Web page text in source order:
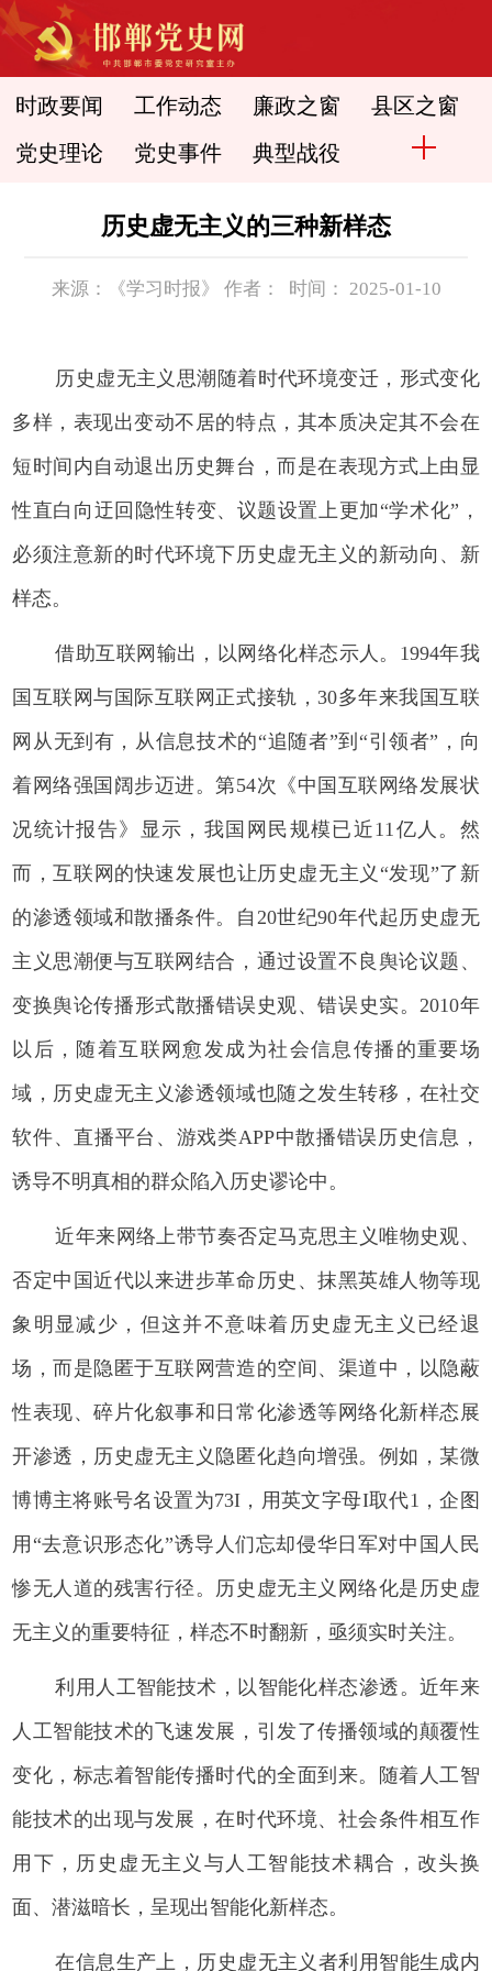
时政要闻 工作动态 廉政之窗 县区之窗
党史理论 党史事件 典型战役
历史虚无主义的三种新样态
来源：《学习时报》 作者： 时间： 2025-01-10
历史虚无主义思潮随着时代环境变迁，形式变化
多样，表现出变动不居的特点，其本质决定其不会在
短时间内自动退出历史舞台，而是在表现方式上由显
性直白向迂回隐性转变、议题设置上更加“学术化”，
必须注意新的时代环境下历史虚无主义的新动向、新
样态。
借助互联网输出，以网络化样态示人。1994年我
国互联网与国际互联网正式接轨，30多年来我国互联
网从无到有，从信息技术的“追随者”到“引领者”，向
着网络强国阔步迈进。第54次《中国互联网络发展状
况统计报告》显示，我国网民规模已近11亿人。然
而，互联网的快速发展也让历史虚无主义“发现”了新
的渗透领域和散播条件。自20世纪90年代起历史虚无
主义思潮便与互联网结合，通过设置不良舆论议题、
变换舆论传播形式散播错误史观、错误史实。2010年
以后，随着互联网愈发成为社会信息传播的重要场
域，历史虚无主义渗透领域也随之发生转移，在社交
软件、直播平台、游戏类APP中散播错误历史信息，
诱导不明真相的群众陷入历史谬论中。
近年来网络上带节奏否定马克思主义唯物史观、
否定中国近代以来进步革命历史、抹黑英雄人物等现
象明显减少，但这并不意味着历史虚无主义已经退
场，而是隐匿于互联网营造的空间、渠道中，以隐蔽
性表现、碎片化叙事和日常化渗透等网络化新样态展
开渗透，历史虚无主义隐匿化趋向增强。例如，某微
博博主将账号名设置为73I，用英文字母I取代1，企图
用“去意识形态化”诱导人们忘却侵华日军对中国人民
惨无人道的残害行径。历史虚无主义网络化是历史虚
无主义的重要特征，样态不时翻新，亟须实时关注。
利用人工智能技术，以智能化样态渗透。近年来
人工智能技术的飞速发展，引发了传播领域的颠覆性
变化，标志着智能传播时代的全面到来。随着人工智
能技术的出现与发展，在时代环境、社会条件相互作
用下，历史虚无主义与人工智能技术耦合，改头换
面、潜滋暗长，呈现出智能化新样态。
在信息生产上，历史虚无主义者利用智能生成内